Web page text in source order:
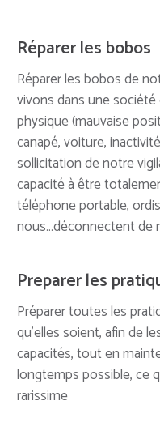
Réparer les bobos
Réparer les bobos de
vivons dans une
physique (mauvaise
canapé, voiture,
sollicitation de notre
capacité à être
téléphone portable,
nous…déconnectent de
Preparer les
Préparer toutes les
qu’elles soient, afin de
capacités, tout en
longtemps possible, ce
rarissime